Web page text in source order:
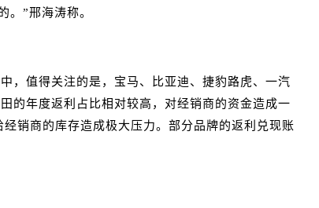
。”邢海涛称。
，值得关注的是，宝马、比亚迪、捷豹路虎、一汽
的年度返利占比相对较高，对经销商的资金造成一
销商的库存造成极大压力。部分品牌的返利兑现账